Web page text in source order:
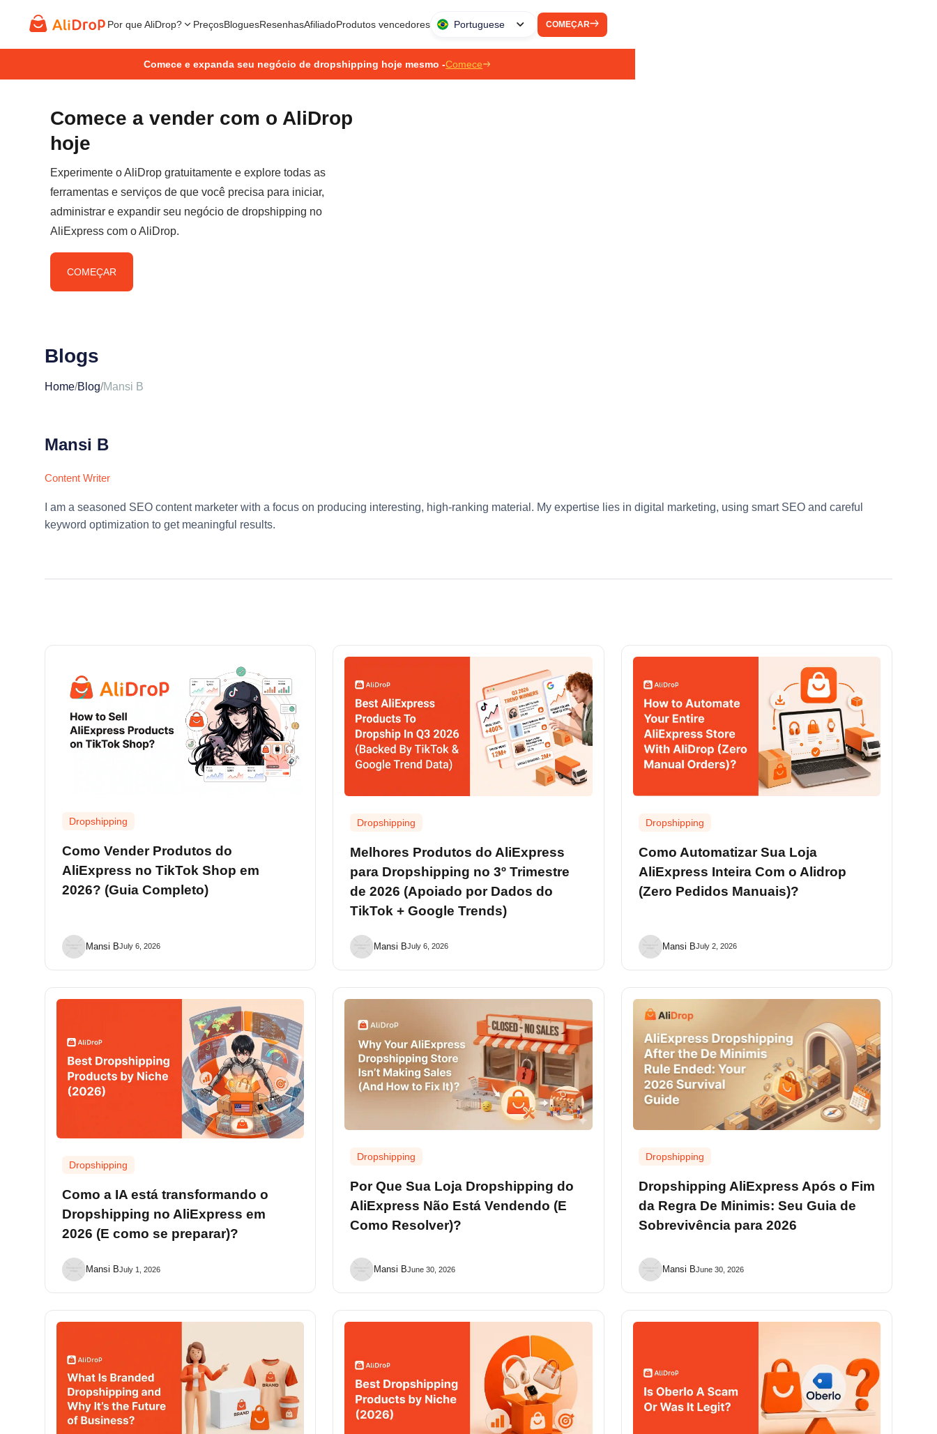
Por que AliDrop? PreçosBloguesResenhasAfiliadoProdutos vencedores Portuguese COMEÇAR
Comece e expanda seu negócio de dropshipping hoje mesmo -Comece
Comece a vender com o AliDrop
hoje
Experimente o AliDrop gratuitamente e explore todas as
ferramentas e serviços de que você precisa para iniciar,
administrar e expandir seu negócio de dropshipping no
AliExpress com o AliDrop.
COMEÇAR
Blogs
Home/Blog/Mansi B
Mansi B
Content Writer
I am a seasoned SEO content marketer with a focus on producing interesting, high-ranking material. My expertise lies in digital marketing, using smart SEO and careful
keyword optimization to get meaningful results.
Dropshipping
Como Vender Produtos do
AliExpress no TikTok Shop em
2026? (Guia Completo)
Mansi BJuly 6, 2026
Dropshipping
Melhores Produtos do AliExpress
para Dropshipping no 3º Trimestre
de 2026 (Apoiado por Dados do
TikTok + Google Trends)
Mansi BJuly 6, 2026
Dropshipping
Como Automatizar Sua Loja
AliExpress Inteira Com o Alidrop
(Zero Pedidos Manuais)?
Mansi BJuly 2, 2026
Dropshipping
Como a IA está transformando o
Dropshipping no AliExpress em
2026 (E como se preparar)?
Mansi BJuly 1, 2026
Dropshipping
Por Que Sua Loja Dropshipping do
AliExpress Não Está Vendendo (E
Como Resolver)?
Mansi BJune 30, 2026
Dropshipping
Dropshipping AliExpress Após o Fim
da Regra De Minimis: Seu Guia de
Sobrevivência para 2026
Mansi BJune 30, 2026